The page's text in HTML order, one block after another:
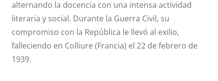
alternando la docencia con una intensa actividad
literaria y social. Durante la Guerra Civil, su
compromiso con la República le llevó al exilio,
falleciendo en Colliure (Francia) el 22 de febrero de
1939.